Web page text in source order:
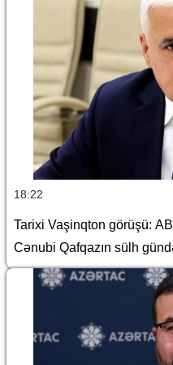
18:22
Tarixi Vaşinqton görüşü:
Cənubi Qafqazın sülh